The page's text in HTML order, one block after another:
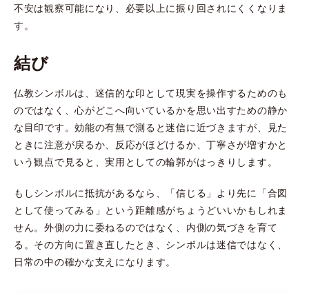
不安は観察可能になり、必要以上に振り回されにくくなりま
す。
結び
仏教シンボルは、迷信的な印として現実を操作するためのも
のではなく、心がどこへ向いているかを思い出すための静か
な目印です。効能の有無で測ると迷信に近づきますが、見た
ときに注意が戻るか、反応がほどけるか、丁寧さが増すかと
いう観点で見ると、実用としての輪郭がはっきりします。
もしシンボルに抵抗があるなら、「信じる」より先に「合図
として使ってみる」という距離感がちょうどいいかもしれま
せん。外側の力に委ねるのではなく、内側の気づきを育て
る。その方向に置き直したとき、シンボルは迷信ではなく、
日常の中の確かな支えになります。